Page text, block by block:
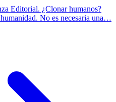
Editorial. ¿Clonar humanos?
No es necesaria una…